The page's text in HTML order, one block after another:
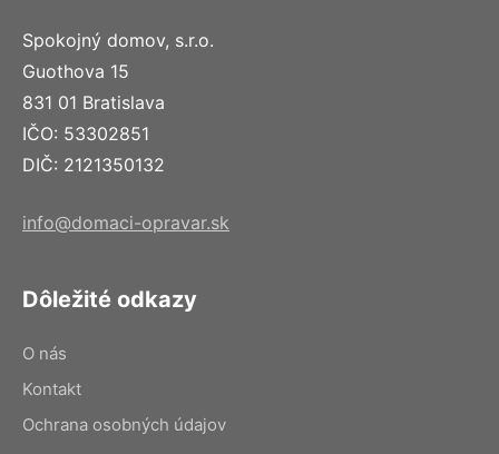
Spokojný domov, s.r.o.
Guothova 15
831 01 Bratislava
IČO: 53302851
DIČ: 2121350132
info@domaci-opravar.sk
Dôležité odkazy
O nás
Kontakt
Ochrana osobných údajov